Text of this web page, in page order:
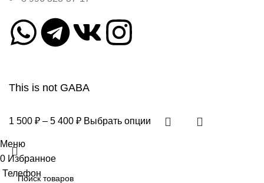
This is not GABA
1 500 ₽ – 5 400 ₽ Выбрать опции
Меню
0 Избранное
Телефон